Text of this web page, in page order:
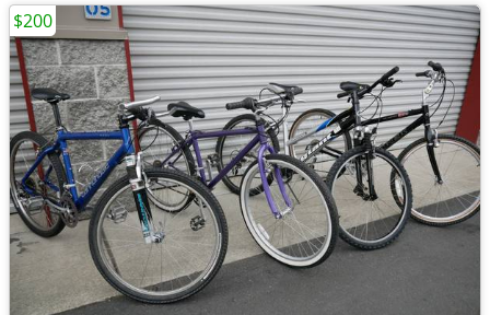
$200